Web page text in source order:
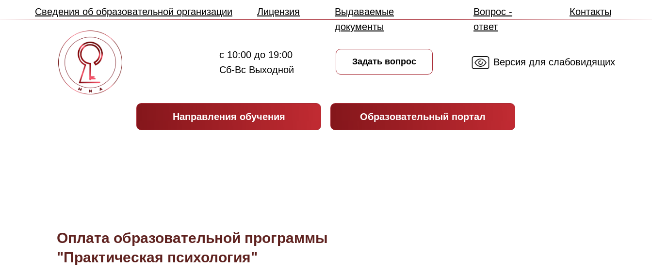
Сведения об образовательной организации Лицензия
Выдаваемые
документы
Вопрос -
ответ
Контакты
с 10:00 до 19:00
Сб-Вс Выходной
Версия для слабовидящих
Задать вопрос
Направления обучения Образовательный портал
Оплата образовательной программы
"Практическая психология"